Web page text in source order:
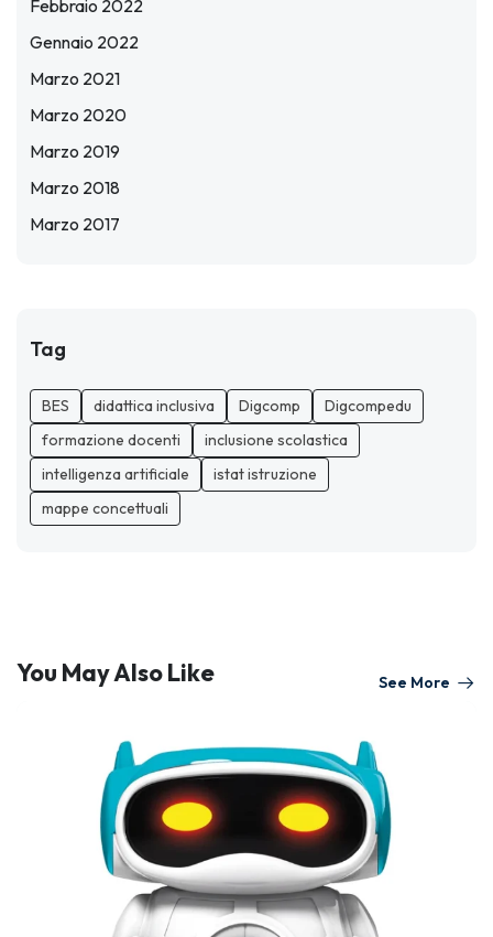
Febbraio 2022
Gennaio 2022
Marzo 2021
Marzo 2020
Marzo 2019
Marzo 2018
Marzo 2017
Tag
BES didattica inclusiva Digcomp
Digcompedu
formazione docenti
inclusione scolastica
intelligenza artificiale
istat istruzione
mappe concettuali
You May Also Like See More